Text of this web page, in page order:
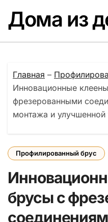
содержанию
Дома из
Главная –
Инновационные
фрезерованными
монтажа и улучшенной
Профилированный брус
брусы с